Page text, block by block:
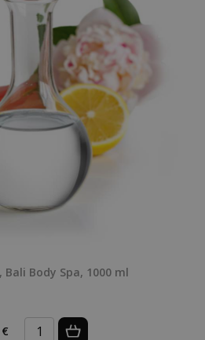
Body Spa, 1000 ml